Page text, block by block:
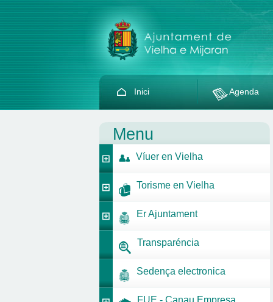
Inici Agenda
Menu
Víuer en Vielha
Torisme en Vielha
Er Ajuntament
Transparéncia
Sedença electronica
FUE - Canau Empresa